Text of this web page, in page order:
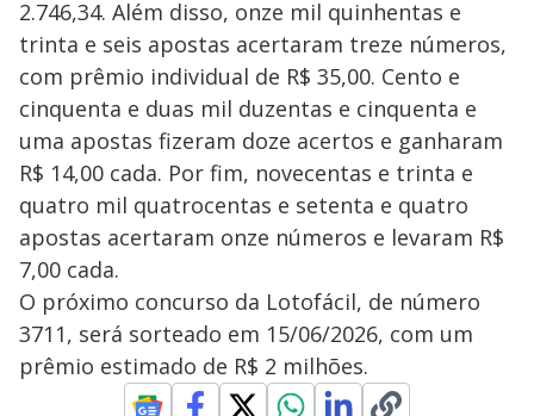
2.746,34. Além disso, onze mil quinhentas e
trinta e seis apostas acertaram treze números,
com prêmio individual de R$ 35,00. Cento e
cinquenta e duas mil duzentas e cinquenta e
uma apostas fizeram doze acertos e ganharam
R$ 14,00 cada. Por fim, novecentas e trinta e
quatro mil quatrocentas e setenta e quatro
apostas acertaram onze números e levaram R$
7,00 cada.
O próximo concurso da Lotofácil, de número
3711, será sorteado em 15/06/2026, com um
prêmio estimado de R$ 2 milhões.